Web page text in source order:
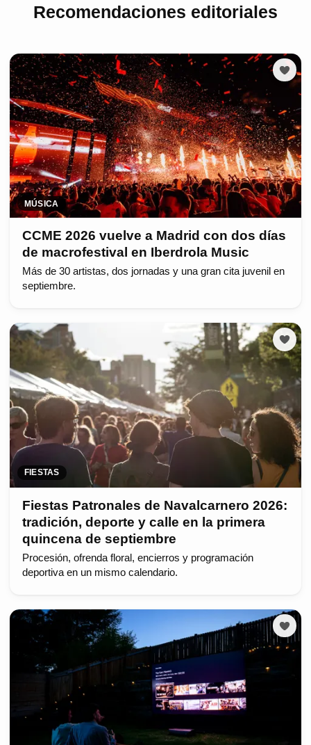
Recomendaciones editoriales
MÚSICA
CCME 2026 vuelve a Madrid con dos días
de macrofestival en Iberdrola Music
Más de 30 artistas, dos jornadas y una gran cita juvenil en
septiembre.
FIESTAS
Fiestas Patronales de Navalcarnero 2026:
tradición, deporte y calle en la primera
quincena de septiembre
Procesión, ofrenda floral, encierros y programación
deportiva en un mismo calendario.